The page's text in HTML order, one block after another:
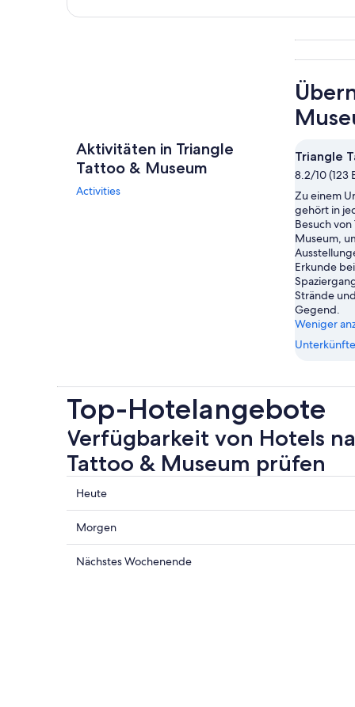
Aktivitäten in Triangle
Tattoo & Museum
Activities
Triangle
8.2/10 (123
Zu einem
gehört in
Besuch
Museum,
Erkunde
Strände
Gegend.
Weniger
Top-Hotelangebote
Verfügbarkeit von Hotels
Tattoo & Museum prüfen
Prüfe
die
Preise
nahe
Triangle
Heute
Prüfe
die
Preise
Morgen
Prüfe
Nächstes Wochenende